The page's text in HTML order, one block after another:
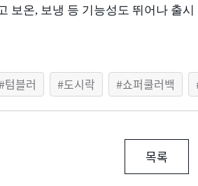
보온, 보냉 등 기능성도 뛰어나 출
텀블러 도시락 쇼퍼쿨러백
목록